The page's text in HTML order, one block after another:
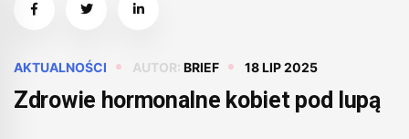
AKTUALNOŚCI AUTOR: BRIEF 18 LIP 2025
Zdrowie hormonalne kobiet pod lupą